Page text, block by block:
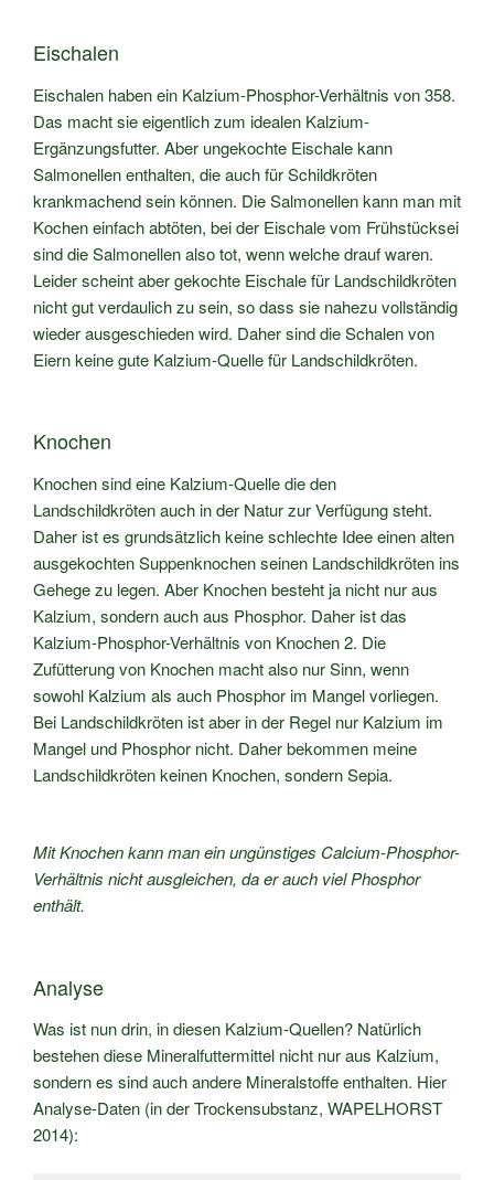
Eischalen
Eischalen haben ein Kalzium-Phosphor-Verhältnis von 358.
Das macht sie eigentlich zum idealen Kalzium-
Ergänzungsfutter. Aber ungekochte Eischale kann
Salmonellen enthalten, die auch für Schildkröten
krankmachend sein können. Die Salmonellen kann man mit
Kochen einfach abtöten, bei der Eischale vom Frühstücksei
sind die Salmonellen also tot, wenn welche drauf waren.
Leider scheint aber gekochte Eischale für Landschildkröten
nicht gut verdaulich zu sein, so dass sie nahezu vollständig
wieder ausgeschieden wird. Daher sind die Schalen von
Eiern keine gute Kalzium-Quelle für Landschildkröten.
Knochen
Knochen sind eine Kalzium-Quelle die den
Landschildkröten auch in der Natur zur Verfügung steht.
Daher ist es grundsätzlich keine schlechte Idee einen alten
ausgekochten Suppenknochen seinen Landschildkröten ins
Gehege zu legen. Aber Knochen besteht ja nicht nur aus
Kalzium, sondern auch aus Phosphor. Daher ist das
Kalzium-Phosphor-Verhältnis von Knochen 2. Die
Zufütterung von Knochen macht also nur Sinn, wenn
sowohl Kalzium als auch Phosphor im Mangel vorliegen.
Bei Landschildkröten ist aber in der Regel nur Kalzium im
Mangel und Phosphor nicht. Daher bekommen meine
Landschildkröten keinen Knochen, sondern Sepia.
Mit Knochen kann man ein ungünstiges Calcium-Phosphor-
Verhältnis nicht ausgleichen, da er auch viel Phosphor
enthält.
Analyse
Was ist nun drin, in diesen Kalzium-Quellen? Natürlich
bestehen diese Mineralfuttermittel nicht nur aus Kalzium,
sondern es sind auch andere Mineralstoffe enthalten. Hier
Analyse-Daten (in der Trockensubstanz, WAPELHORST
2014):